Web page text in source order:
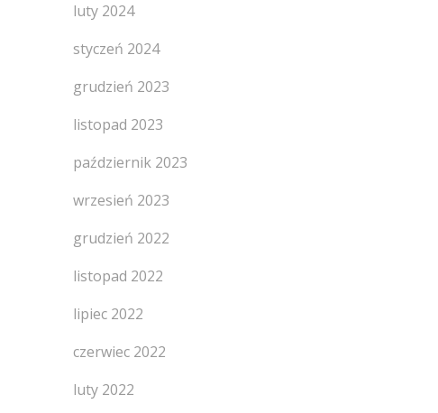
luty 2024
styczeń 2024
grudzień 2023
listopad 2023
październik 2023
wrzesień 2023
grudzień 2022
listopad 2022
lipiec 2022
czerwiec 2022
luty 2022